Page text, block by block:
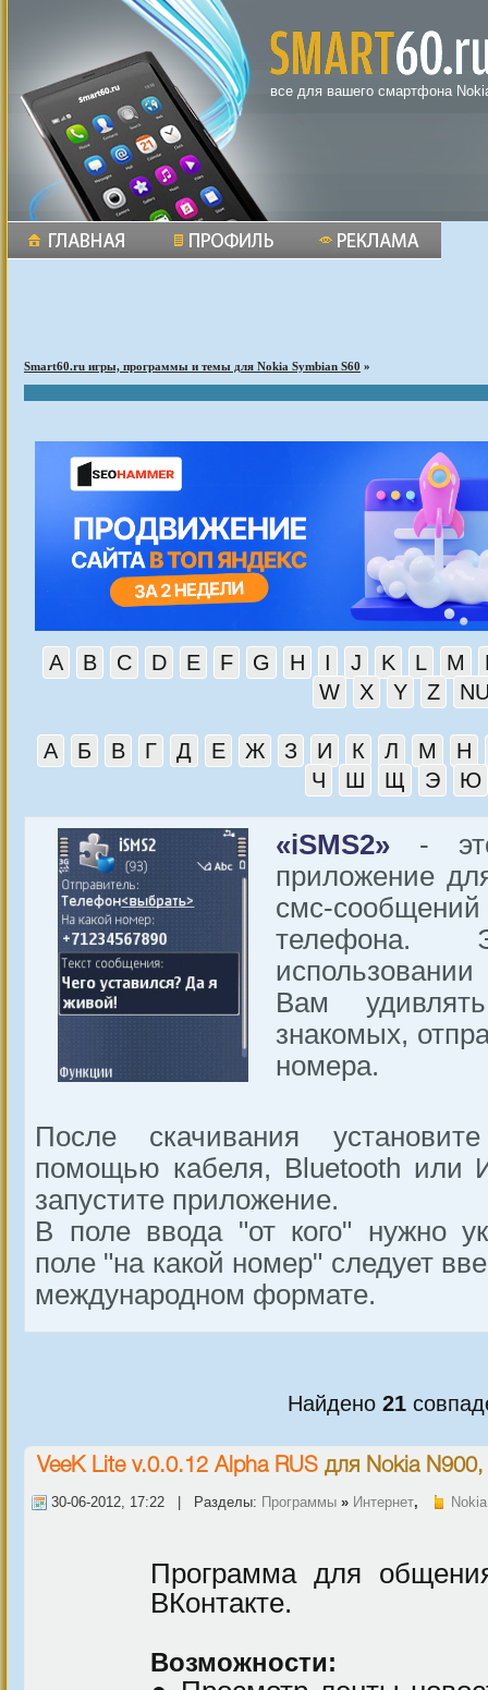
все для вашего смартфона
Smart60.ru игры, программы и темы для Nokia Symbian S60 »
A B C D E F G H I J K L M
W
X Y Z
А Б В Г Д Е Ж З И К Л М
Н
Ч
Ш Щ Э Ю
«iSMS2» -
приложение
смс-
Вам
знакомых,
номера.
После скачивания
помощью кабеля, Bluetooth или
запустите приложение.
В поле ввода "от кого" нужно
поле "на какой номер" следует
международном формате.
Найдено 21
VeeK Lite v.0.0.12 Alpha RUS для Nokia
30-06-2012, 17:22 | Разделы: Программы » Интернет,
Программа для
ВКонтакте.
Возможности: